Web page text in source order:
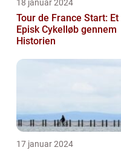
18 januar 2024
Tour de France Start: Et
Episk Cykelløb gennem
Historien
17 januar 2024